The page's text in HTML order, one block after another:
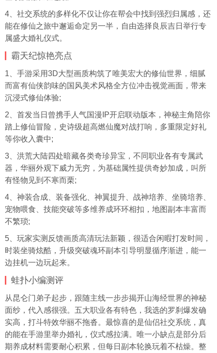
4、社交系统的多样化不仅让你在帮会中找到强烈归属感，还
能在修仙之旅中邂逅命定另一半，自由选择良辰吉日举行专
属盛大婚礼仪式。
霸天纪惊艳亮点
1、手游采用3D大型画质构筑了唯美宏大的修仙世界，细腻
而富有仙侠韵味的国风美术风格全方位冲击视觉画面，带来
沉浸式修仙体验;
2、首发当日曾携手人气国漫IP开启联动版本，神秘主角陪你
踏上修仙冒险，史诗级超高燃仙魔对战打响，多重限定好礼
等你收入囊中;
3、洪荒大陆四处暗藏各类奇珍异宝，不同职业各有专属武
器，华丽外观下威力无穷，为基础属性提供奇妙加成，叫所
有怪物见到不寒而栗;
4、神装合成、装备强化、神翼提升、战神培养、坐骑培养、
宠物喂食、技能突破等多维养成环环相扣，地图副本丰富而
不繁琐;
5、玩家实测反馈画质高清玩法新颖，很适合闲暇打发时间，
时装坐骑炫酷，升级突破魂环副本引导明显循序渐进，能一
边挂机一边玩起来。
蛙扑小编测评
从昆仑门弟子起步，跟随主线一步步揭开山海经世界的神秘
面纱，代入感很强。五大职业各有特色，我选的罗刹爆发确
实高，打斗特效华丽不拖沓。最惊喜的是仙侣社交系统，真
的能在手游里举办婚礼，仪式感拉满。唯一小缺点是部分后
期养成材料需要耐心积累，但每日副本轮换玩着不枯燥。整